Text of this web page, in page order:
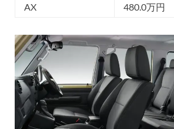
AX 480.0万円